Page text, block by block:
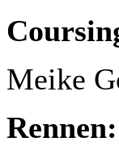
Meike
Rennen: